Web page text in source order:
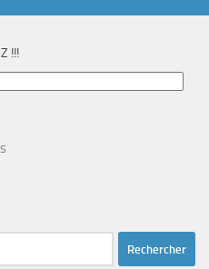
!!!